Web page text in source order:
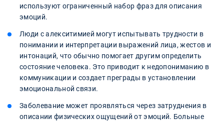
используют ограниченный набор фраз для описания
эмоций.
Люди с алекситимией могут испытывать трудности в
понимании и интерпретации выражений лица, жестов и
интонаций, что обычно помогает другим определить
состояние человека. Это приводит к недопониманию в
коммуникации и создает преграды в установлении
эмоциональной связи.
Заболевание может проявляться через затруднения в
описании физических ощущений от эмоций. Больные